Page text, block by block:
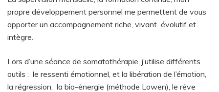
propre développement personnel me permettent de vous
apporter un accompagnement riche, vivant évolutif et
intègre.
Lors d’une séance de somatothérapie, j’utilise différents
outils : le ressenti émotionnel, et la libération de l’émotion,
la régression, la bio-énergie (méthode Lowen), le rêve